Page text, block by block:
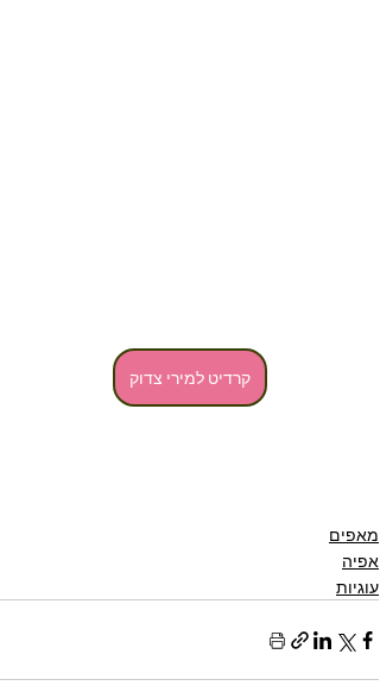
קרדיט למירי צדוק
מאפים
אפיה
עוגיות